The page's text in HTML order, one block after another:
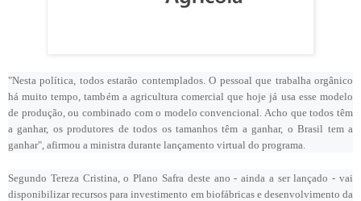
"Nesta política, todos estarão contemplados. O pessoal que trabalha orgânico
há muito tempo, também a agricultura comercial que hoje já usa esse modelo
de produção, ou combinado com o modelo convencional. Acho que todos têm
a ganhar, os produtores de todos os tamanhos têm a ganhar, o Brasil tem a
ganhar", afirmou a ministra durante lançamento virtual do programa.
Segundo Tereza Cristina, o Plano Safra deste ano - ainda a ser lançado - vai
disponibilizar recursos para investimento em biofábricas e desenvolvimento da